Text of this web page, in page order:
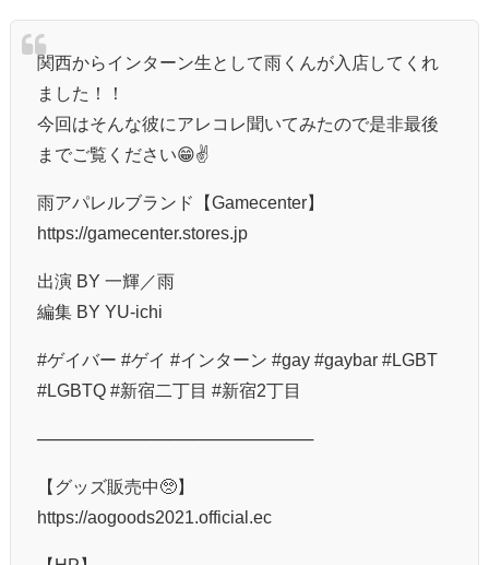
関西からインターン生として雨くんが入店してくれ
ました！！
今回はそんな彼にアレコレ聞いてみたので是非最後
までご覧ください😁✌️
雨アパレルブランド【Gamecenter】
https://gamecenter.stores.jp
出演 BY 一輝／雨
編集 BY YU-ichi
#ゲイバー #ゲイ #インターン #gay #gaybar #LGBT
#LGBTQ #新宿二丁目 #新宿2丁目
───────────────────────
【グッズ販売中🥺】
https://aogoods2021.official.ec